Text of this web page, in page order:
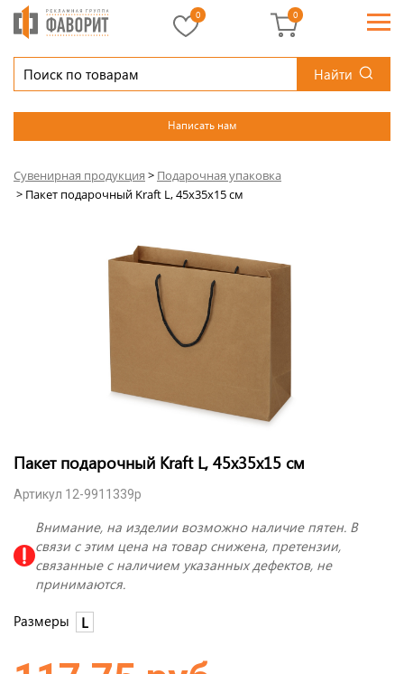
Найти
Написать нам
0 0
Сувенирная продукция > Подарочная упаковка
> Пакет подарочный Kraft L, 45x35x15 см
Пакет подарочный Kraft L, 45x35x15 см
Артикул 12-9911339p
Внимание, на изделии возможно наличие пятен. В
связи с этим цена на товар снижена, претензии,
связанные с наличием указанных дефектов, не
принимаются.
Размеры L